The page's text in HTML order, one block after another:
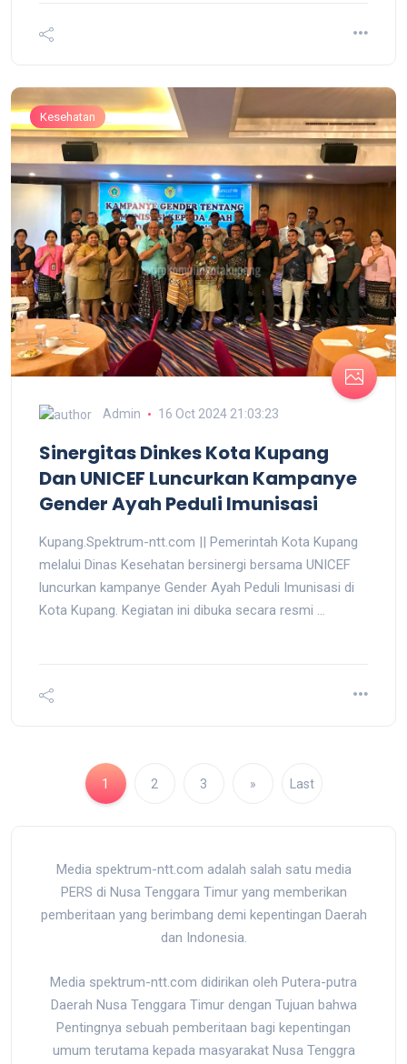
Kesehatan
Admin 16 Oct 2024 21:03:23
Sinergitas Dinkes Kota Kupang
Dan UNICEF Luncurkan Kampanye
Gender Ayah Peduli Imunisasi
Kupang.Spektrum-ntt.com || Pemerintah Kota Kupang
melalui Dinas Kesehatan bersinergi bersama UNICEF
luncurkan kampanye Gender Ayah Peduli Imunisasi di
Kota Kupang. Kegiatan ini dibuka secara resmi ...
1 2 3 » Last
Media spektrum-ntt.com adalah salah satu media
PERS di Nusa Tenggara Timur yang memberikan
pemberitaan yang berimbang demi kepentingan Daerah
dan Indonesia.
Media spektrum-ntt.com didirikan oleh Putera-putra
Daerah Nusa Tenggara Timur dengan Tujuan bahwa
Pentingnya sebuah pemberitaan bagi kepentingan
umum terutama kepada masyarakat Nusa Tenggra